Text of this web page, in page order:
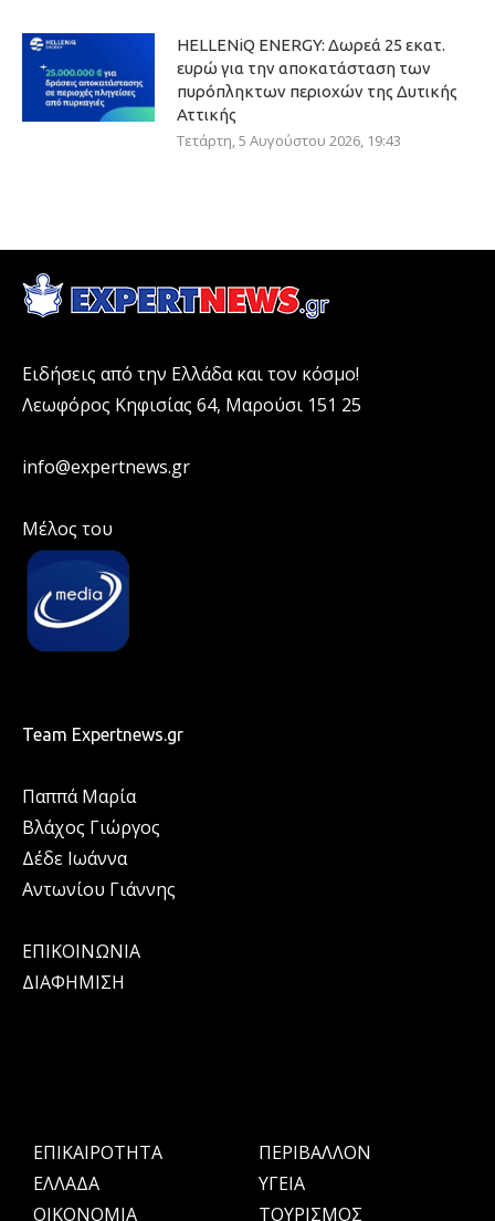
HELLENiQ ENERGY: Δωρεά 25 εκατ.
ευρώ για την αποκατάσταση των
πυρόπληκτων περιοχών της Δυτικής
Αττικής
Τετάρτη, 5 Αυγούστου 2026, 19:43
Ειδήσεις από την Ελλάδα και τον κόσμο!
Λεωφόρος Κηφισίας 64, Μαρούσι 151 25
info@expertnews.gr
Μέλος του
Team Expertnews.gr
Παππά Μαρία
Βλάχος Γιώργος
Δέδε Ιωάννα
Αντωνίου Γιάννης
ΕΠΙΚΟΙΝΩΝΙΑ
ΔΙΑΦΗΜΙΣΗ
ΕΠΙΚΑΙΡΟΤΗΤΑ
ΕΛΛΑΔΑ
OIKONOMIA
ΠΕΡΙΒΑΛΛΟΝ
ΥΓΕΙΑ
ΤΟΥΡΙΣΜΟΣ